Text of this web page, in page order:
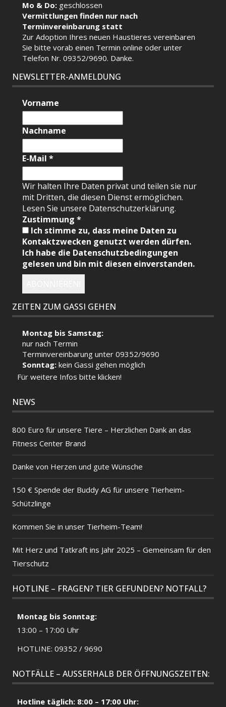
Mo & Do: geschlossen
Vermittlungen finden nur nach
Terminvereinbarung statt
Zur Adoption Ihres neuen Haustieres vereinbaren
Sie bitte vorab einen Terminonline oder unter
Telefon Nr. 09352/9690. Danke.
NEWSLETTER-ANMELDUNG
Vorname
Nachname
E-Mail*
Wir halten Ihre Daten privat und teilen sie nur
mit Dritten, die diesen Dienst ermöglichen.
Lesen Sie unsere Datenschutzerklärung.
Zustimmung*
Ich stimme zu, dass meine Daten zu
Kontaktzwecken genutzt werden dürfen.
Ich habe die Datenschutzbedingungen
gelesen und bin mit diesen einverstanden.
ZEITEN ZUM GASSI GEHEN
Montag bis Samstag:
nur nach Termin
Terminvereinbarung unter 09352/9690
Sonntag:kein Gassi gehen möglich
Für weitere Infos bitte klicken!
NEWS
800 Euro für unsere Tiere – Herzlichen Dank an das
Fitness Center Brand
Danke von Herzen und gute Wünsche
150 € Spende der Buddy AG für unsere Tierheim-
Schützlinge
Kommen Sie in unser Tierheim-Team!
Mit Herz und Tatkraft ins Jahr 2025 – Gemeinsam für den
Tierschutz
HOTLINE – FRAGEN? TIER GEFUNDEN? NOTFALL?
Montag bis Sonntag:
13:00 – 17:00 Uhr
HOTLINE: 09352 / 9690
NOTFÄLLE – AUSSERHALB DER ÖFFNUNGSZEITEN:
Hotline täglich: 8:00 – 17:00 Uhr: